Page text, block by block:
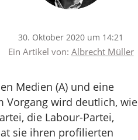
30. Oktober 2020 um 14:21
Ein Artikel von: Albrecht Müller
Medien (A) und eine
Vorgang wird deutlich, wie
die Labour-Partei,
sie ihren profilierten